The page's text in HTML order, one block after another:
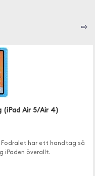
⇨
(iPad Air 5/Air 4)
Fodralet har ett handtag så
iPaden överallt.